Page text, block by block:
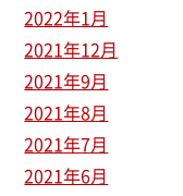
2022年1月
2021年12月
2021年9月
2021年8月
2021年7月
2021年6月